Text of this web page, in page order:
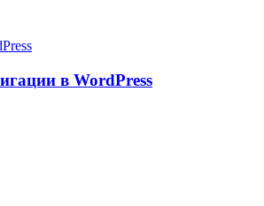
в WordPress